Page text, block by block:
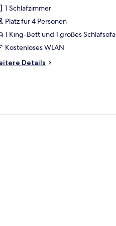
Bewertungen)
1 Schlafzimmer
Platz für 4 Personen
1 King-Bett und 1 großes Schlafsofa
Kostenloses WLAN
Details
einer Holzvertäfelung.